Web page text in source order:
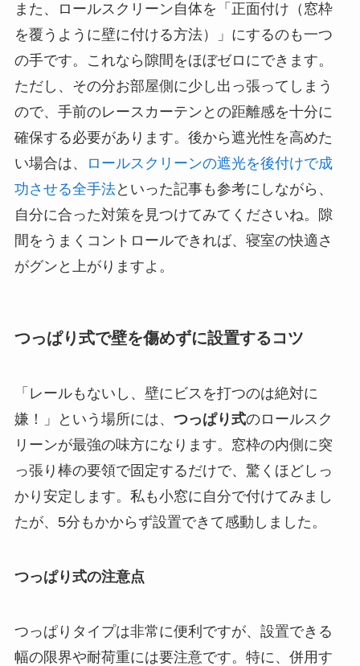
また、ロールスクリーン自体を「正面付け（窓枠
を覆うように壁に付ける方法）」にするのも一つ
の手です。これなら隙間をほぼゼロにできます。
ただし、その分お部屋側に少し出っ張ってしまう
ので、手前のレースカーテンとの距離感を十分に
確保する必要があります。後から遮光性を高めた
い場合は、
ロールスクリーンの遮光を後付けで成
功させる全手法といった記事も参考にしながら、
自分に合った対策を見つけてみてくださいね。隙
間をうまくコントロールできれば、寝室の快適さ
がグンと上がりますよ。
つっぱり式で壁を傷めずに設置するコツ
「レールもないし、壁にビスを打つのは絶対に
嫌！」という場所には、 つっぱり式のロールスク
リーンが最強の味方になります。窓枠の内側に突
っ張り棒の要領で固定するだけで、驚くほどしっ
かり安定します。私も小窓に自分で付けてみまし
たが、5分もかからず設置できて感動しました。
つっぱり式の注意点
つっぱりタイプは非常に便利ですが、設置できる
幅の限界や耐荷重には要注意です。特に、併用す